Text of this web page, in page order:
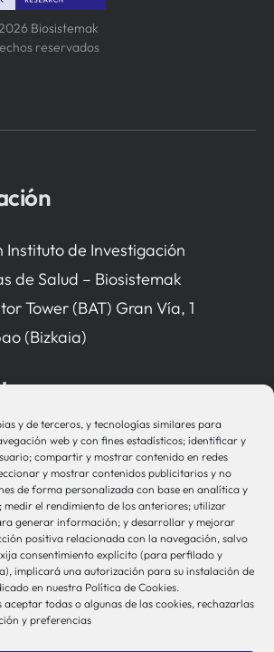
y de terceros, y tecnologías similares para
web y con fines estadísticos; identificar y
compartir y mostrar contenido en redes
y mostrar contenidos publicitarios y no
de forma personalizada con base en analítica y
medir el rendimiento de los anteriores; utilizar
generar información; y desarrollar y mejorar
positiva relacionada con la navegación, salvo
consentimiento explícito (para perfilado y
implicará una autorización para su instalación de
en nuestra Política de Cookies.
aceptar todas o algunas de las cookies, rechazarlas
y preferencias
Biosistemak
reservados
Instituto de Investigación
de Salud – Biosistemak
Tower (BAT) Gran Vía, 1
(Bizkaia)
sistemak.eus
90